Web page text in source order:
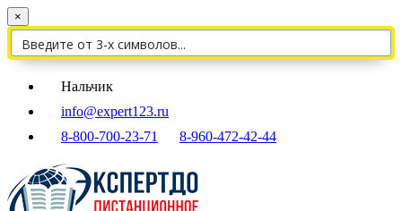
×
Нальчик
info@expert123.ru
8-800-700-23-71
8-960-472-42-44